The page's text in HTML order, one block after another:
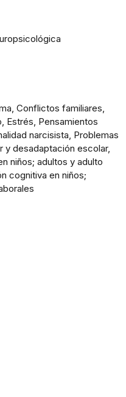
Conflictos familiares,
Estrés, Pensamientos
narcisista, Problemas
desadaptación escolar,
niños; adultos y adulto
cognitiva en niños;